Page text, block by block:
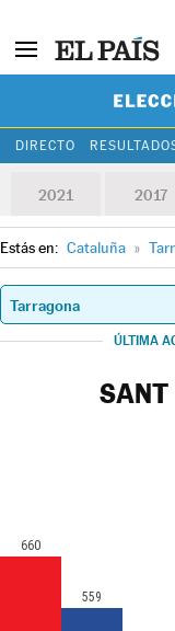
DIRECTO
2021 2017
Estás en: Cataluña »
ÚLTIMA
SANT
660
559